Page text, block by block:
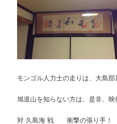
モンゴル人力士の走りは、大島部
旭道山を知らない方は、是非、映
対 久島海 戦 衝撃の張り手！